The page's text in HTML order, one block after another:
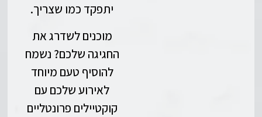
יתפקד כמו שצריך.
מוכנים לשדרג את
החגיגה שלכם? נשמח
להוסיף טעם מיוחד
לאירוע שלכם עם
קוקטיילים פרונטליים